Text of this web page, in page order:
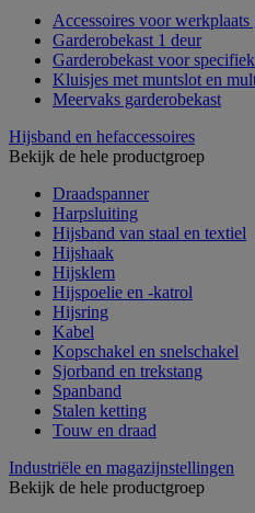
Accessoires voor werkplaats
Garderobekast 1 deur
Garderobekast voor
Kluisjes met muntslot en
Meervaks garderobekast
Hijsband en hefaccessoires
Bekijk de hele productgroep
Draadspanner
Harpsluiting
Hijsband van staal en textiel
Hijshaak
Hijsklem
Hijspoelie en -katrol
Hijsring
Kabel
Kopschakel en snelschakel
Sjorband en trekstang
Spanband
Stalen ketting
Touw en draad
Industriële en magazijnstellingen
Bekijk de hele productgroep